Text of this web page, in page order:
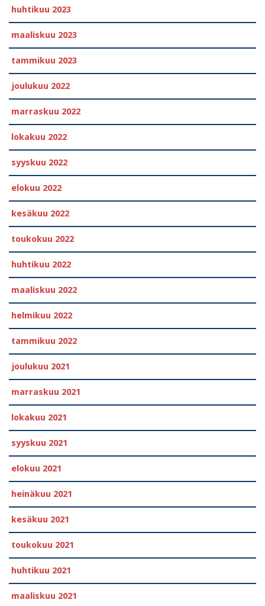
huhtikuu 2023
maaliskuu 2023
tammikuu 2023
joulukuu 2022
marraskuu 2022
lokakuu 2022
syyskuu 2022
elokuu 2022
kesäkuu 2022
toukokuu 2022
huhtikuu 2022
maaliskuu 2022
helmikuu 2022
tammikuu 2022
joulukuu 2021
marraskuu 2021
lokakuu 2021
syyskuu 2021
elokuu 2021
heinäkuu 2021
kesäkuu 2021
toukokuu 2021
huhtikuu 2021
maaliskuu 2021